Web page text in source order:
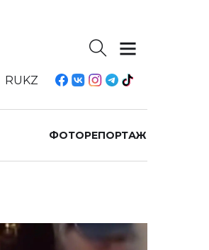
RUKZ
ФОТОРЕПОРТАЖ